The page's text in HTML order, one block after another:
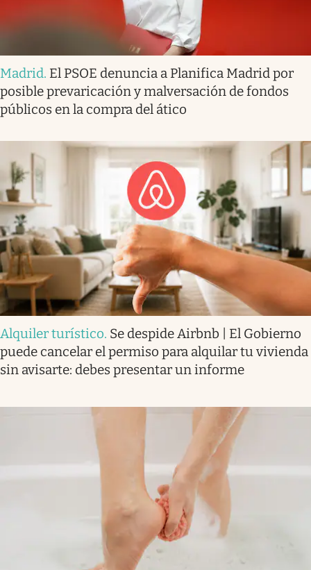
Madrid. El PSOE denuncia a Planifica Madrid por
posible prevaricación y malversación de fondos
públicos en la compra del ático
Alquiler turístico. Se despide Airbnb | El Gobierno
puede cancelar el permiso para alquilar tu vivienda
sin avisarte: debes presentar un informe